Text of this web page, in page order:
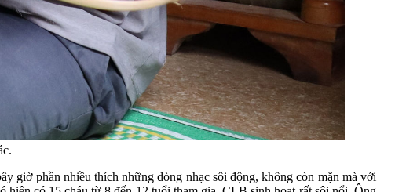
giờ phần nhiều thích những dòng nhạc sôi động, không còn mặn mà với